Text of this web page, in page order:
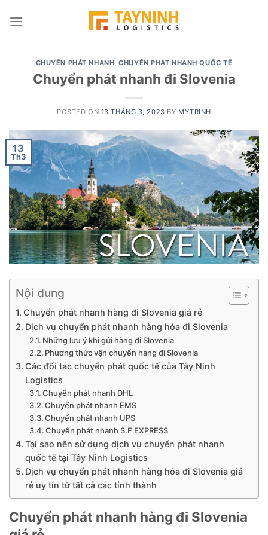
CHUYỂN PHÁT NHANH,CHUYỂN PHÁT NHANH QUỐC TẾ
Chuyển phát nhanh đi Slovenia
POSTED ON 13 THÁNG 3, 2023 BY MYTRINH
13
Th3
Nội dung
Chuyển phát nhanh hàng đi Slovenia giá rẻ
Dịch vụ chuyển phát nhanh hàng hóa đi Slovenia
Những lưu ý khi gửi hàng đi Slovenia
Phương thức vận chuyển hàng đi Slovenia
Các đối tác chuyển phát quốc tế của Tây Ninh
Logistics
Chuyển phát nhanh DHL
Chuyển phát nhanh EMS
Chuyển phát nhanh UPS
Chuyển phát nhanh S.F EXPRESS
Tại sao nên sử dụng dịch vụ chuyển phát nhanh
quốc tế tại Tây Ninh Logistics
Dịch vụ chuyển phát nhanh hàng hóa đi Slovenia giá
rẻ uy tín từ tất cả các tỉnh thành
Chuyển phát nhanh hàng đi Slovenia